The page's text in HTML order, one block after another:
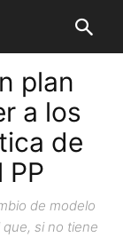
plan
a los
de
PP
de modelo
que, si no tiene